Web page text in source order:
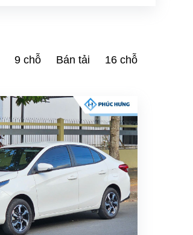
9 chỗ Bán tải 16 chỗ